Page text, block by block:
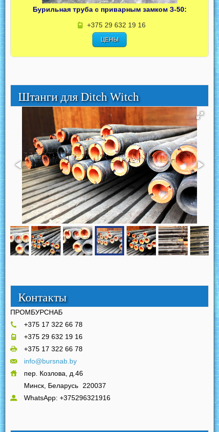
Бурильная труба с приварным замком З-50:
+375 29 632 19 16
ЦЕНЫ
Штанги для Ditch Witch
Контакты
ПРОМБУРСНАБ
+375 17 322 66 78
+375 29 632 19 16
+375 17 322 66 78
info@bursnab.by
пер. Козлова, д.46
Минск, Беларусь
220037
WhatsApp: +375296321916